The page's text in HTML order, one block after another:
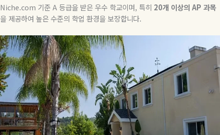
Niche.com 기준A 등급을 받은 우수 학교이며, 특히 20개 이상의 AP 과목
을 제공하여 높은 수준의 학업 환경을 보장합니다.